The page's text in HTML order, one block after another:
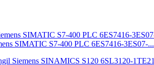
SIMATIC S7-400 PLC 6ES7416-3ES07-...